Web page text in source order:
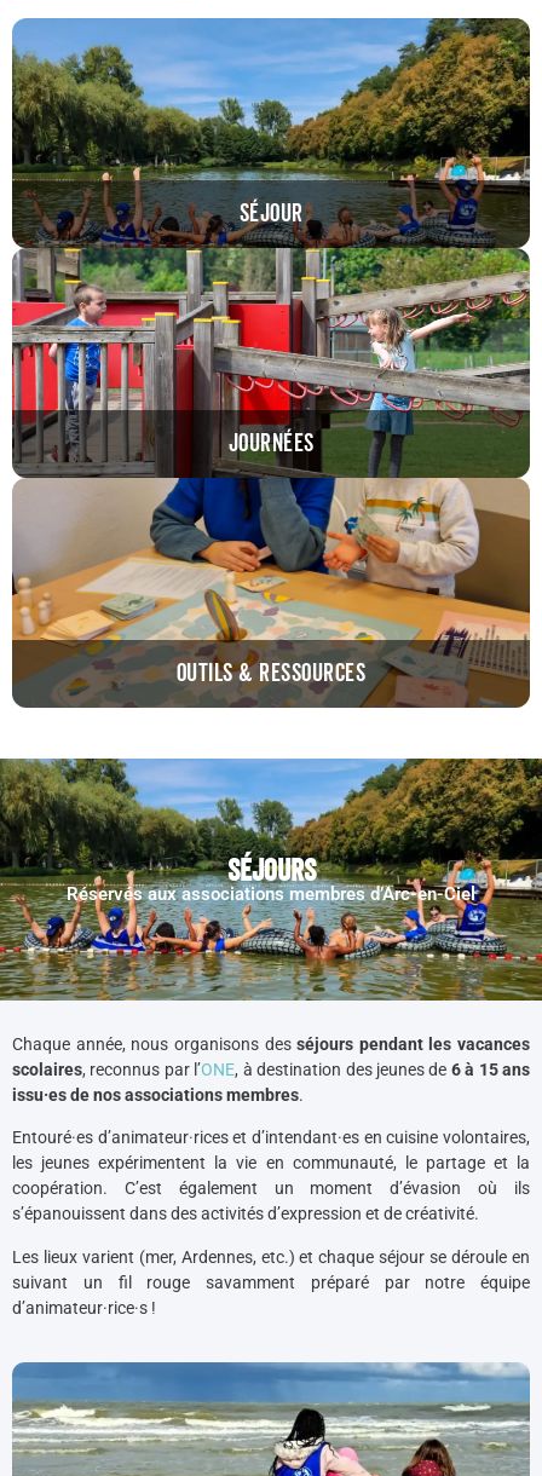
SÉJOUR
JOURNÉES
OUTILS & RESSOURCES
Séjours
Réservés aux associations membres d’Arc-en-Ciel
Chaque année, nous organisons desséjours pendant les vacances
scolaires, reconnus par l’ONE, à destination des jeunes de 6 à 15 ans
issu·es de nos associations membres.
Entouré·es d’animateur·rices et d’intendant·es en cuisine volontaires,
les jeunes expérimentent la vie en communauté, le partage et la
coopération. C’est également un moment d’évasion où ils
s’épanouissent dans des activités d’expression et de créativité.
Les lieux varient (mer, Ardennes, etc.) et chaque séjour se déroule en
suivant un fil rouge savamment préparé par notre équipe
d’animateur·rice·s !